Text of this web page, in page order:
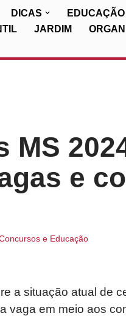
DICAS EDUCAÇÃO
JARDIM
MS
e
e Educação
a situação atual de
vaga em meio aos